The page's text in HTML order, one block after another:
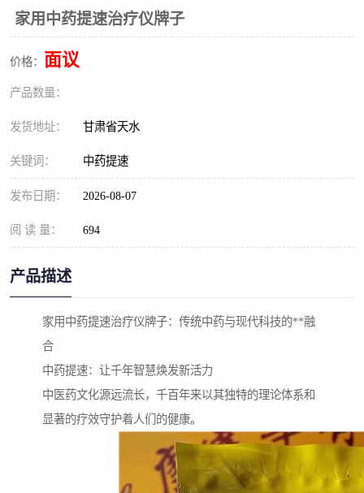
家用中药提速治疗仪牌子
价格： 面议
产品数量：
发货地址： 甘肃省天水
关键词： 中药提速
发布日期： 2026-08-07
阅 读 量： 694
产品描述
家用中药提速治疗仪牌子：传统中药与现代科技的**融
合
中药提速：让千年智慧焕发新活力
中医药文化源远流长，千百年来以其独特的理论体系和
显著的疗效守护着人们的健康。